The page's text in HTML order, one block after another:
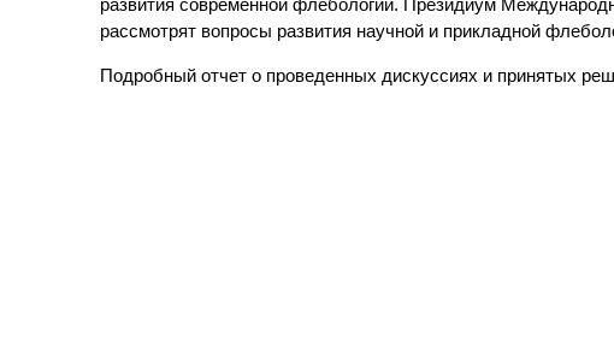
развития современной флебологии. Президиум
рассмотрят вопросы развития научной и прикладной
Подробный отчет о проведенных дискуссиях и принятых